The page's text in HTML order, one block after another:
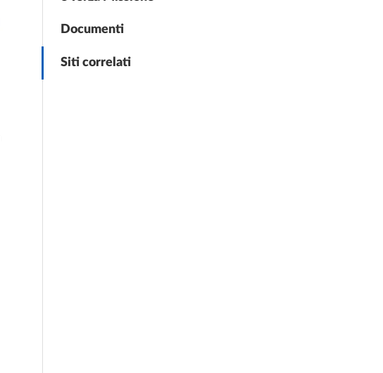
Documenti
Siti correlati